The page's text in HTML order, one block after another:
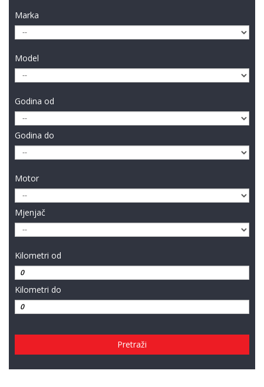
Marka
Model
Godina od
Godina do
Motor
Mjenjač
Kilometri od
Kilometri do
Pretraži